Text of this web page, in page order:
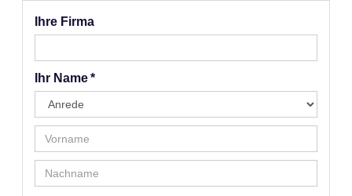
Ihre Firma
Ihr Name *